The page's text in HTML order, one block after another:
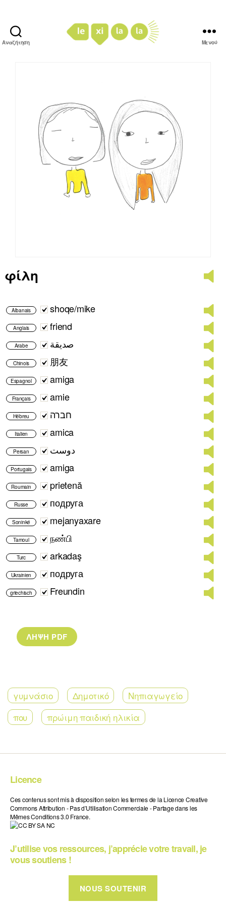
Αναζήτηση Μενού
φίλη
Albanais shoqe/mike
Anglais friend
Arabe صديقة
Chinois 朋友
Espagnol amiga
Français amie
Hébreu חברה
Italien amica
Persan دوست
Portugais amiga
Roumain prietenă
Russe подруга
Soninké mejanyaxare
Tamoul நண்பி
Turc arkadaş
Ukrainien подруга
griechisch Freundin
γυμνάσιο Δημοτικό
Νηπιαγωγείο
που
πρώιμη παιδική ηλικία
Licence
Ces contenus sont mis à disposition selon les termes de la Licence Creative
Commons Attribution - Pas d’Utilisation Commerciale - Partage dans les
Mêmes Conditions 3.0 France.
J’utilise vos ressources, j’apprécie votre travail, je
vous soutiens !
NOUS SOUTENIR